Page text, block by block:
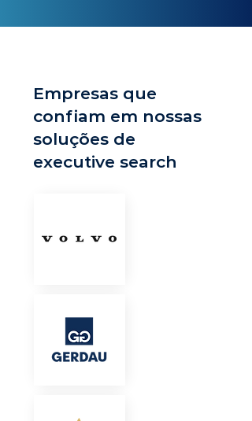
Empresas que
confiam em nossas
soluções de
executive search